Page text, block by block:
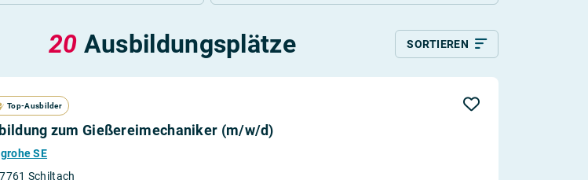
20 Ausbildungsplätze SORTIEREN
Top-Ausbilder
zum Gießereimechaniker (m/w/d)
SE
Schiltach